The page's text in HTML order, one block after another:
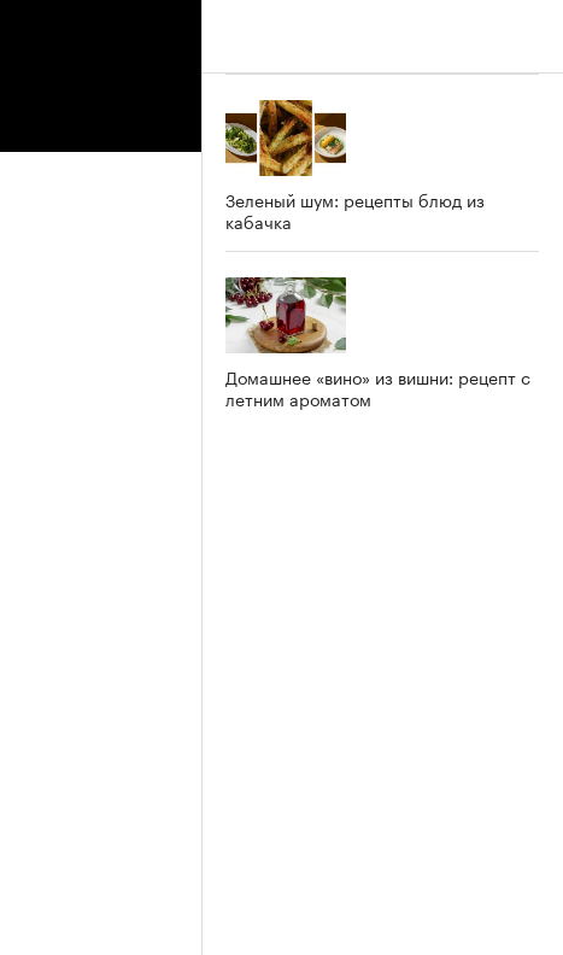
Зеленый шум: рецепты блюд из
кабачка
Домашнее «вино» из вишни: рецепт с
летним ароматом